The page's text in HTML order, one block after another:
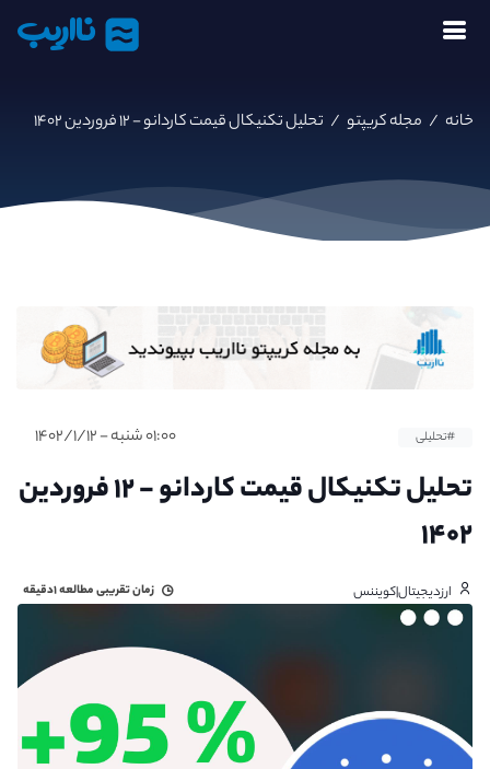
نااریب
خانه / مجله کریپتو / تحلیل تکنیکال قیمت کاردانو - ۱۲ فروردین ۱۴۰۲
#تحلیلی ۰۱:۰۰ شنبه - ۱۴۰۲/۱/۱۲
تحلیل تکنیکال قیمت کاردانو - ۱۲ فروردین
۱۴۰۲
ارزدیجیتال|کویننس زمان تقریبی مطالعه۱دقیقه